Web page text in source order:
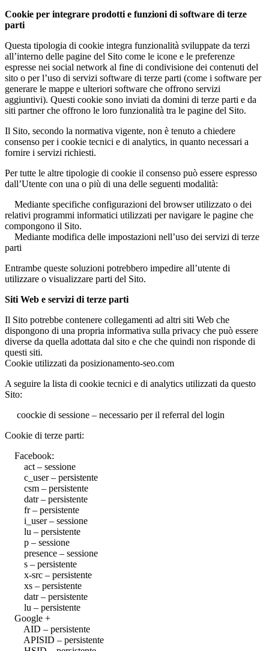
Cookie per integrare prodotti e funzioni di software di terze
parti
Questa tipologia di cookie integra funzionalità sviluppate da terzi
all’interno delle pagine del Sito come le icone e le preferenze
espresse nei social network al fine di condivisione dei contenuti del
sito o per l’uso di servizi software di terze parti (come i software per
generare le mappe e ulteriori software che offrono servizi
aggiuntivi). Questi cookie sono inviati da domini di terze parti e da
siti partner che offrono le loro funzionalità tra le pagine del Sito.
Il Sito, secondo la normativa vigente, non è tenuto a chiedere
consenso per i cookie tecnici e di analytics, in quanto necessari a
fornire i servizi richiesti.
Per tutte le altre tipologie di cookie il consenso può essere espresso
dall’Utente con una o più di una delle seguenti modalità:
Mediante specifiche configurazioni del browser utilizzato o dei
relativi programmi informatici utilizzati per navigare le pagine che
compongono il Sito.
Mediante modifica delle impostazioni nell’uso dei servizi di terze
parti
Entrambe queste soluzioni potrebbero impedire all’utente di
utilizzare o visualizzare parti del Sito.
Siti Web e servizi di terze parti
Il Sito potrebbe contenere collegamenti ad altri siti Web che
dispongono di una propria informativa sulla privacy che può essere
diverse da quella adottata dal sito e che che quindi non risponde di
questi siti.
Cookie utilizzati da posizionamento-seo.com
A seguire la lista di cookie tecnici e di analytics utilizzati da questo
Sito:
coockie di sessione – necessario per il referral del login
Cookie di terze parti:
Facebook:
act – sessione
c_user – persistente
csm – persistente
datr – persistente
fr – persistente
i_user – sessione
lu – persistente
p – sessione
presence – sessione
s – persistente
x-src – persistente
xs – persistente
datr – persistente
lu – persistente
Google +
AID – persistente
APISID – persistente